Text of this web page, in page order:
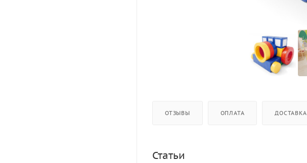
ОТЗЫВЫ ОПЛАТА ДОСТАВКА
Статьи